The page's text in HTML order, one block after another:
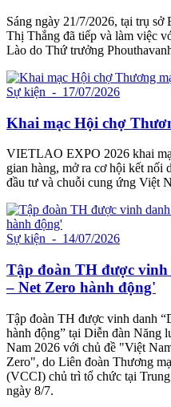
Sáng ngày 21/7/2026, tại trụ
Thị Thắng đã tiếp và làm việc
Lào do Thứ trưởng
Sự kiện - 17/07/2026
Khai mạc Hội chợ
VIETLAO EXPO 2026 khai
gian hàng, mở ra cơ hội kết nối
đầu tư và chuỗi cung ứng Việt
Sự kiện - 14/07/2026
Tập đoàn TH được
– Net Zero hành động'
Tập đoàn TH được vinh danh
hành động” tại Diễn đàn
Nam 2026 với chủ đề "Việt
Zero", do Liên đoàn Thương
(VCCI) chủ trì tổ chức tại
ngày 8/7.